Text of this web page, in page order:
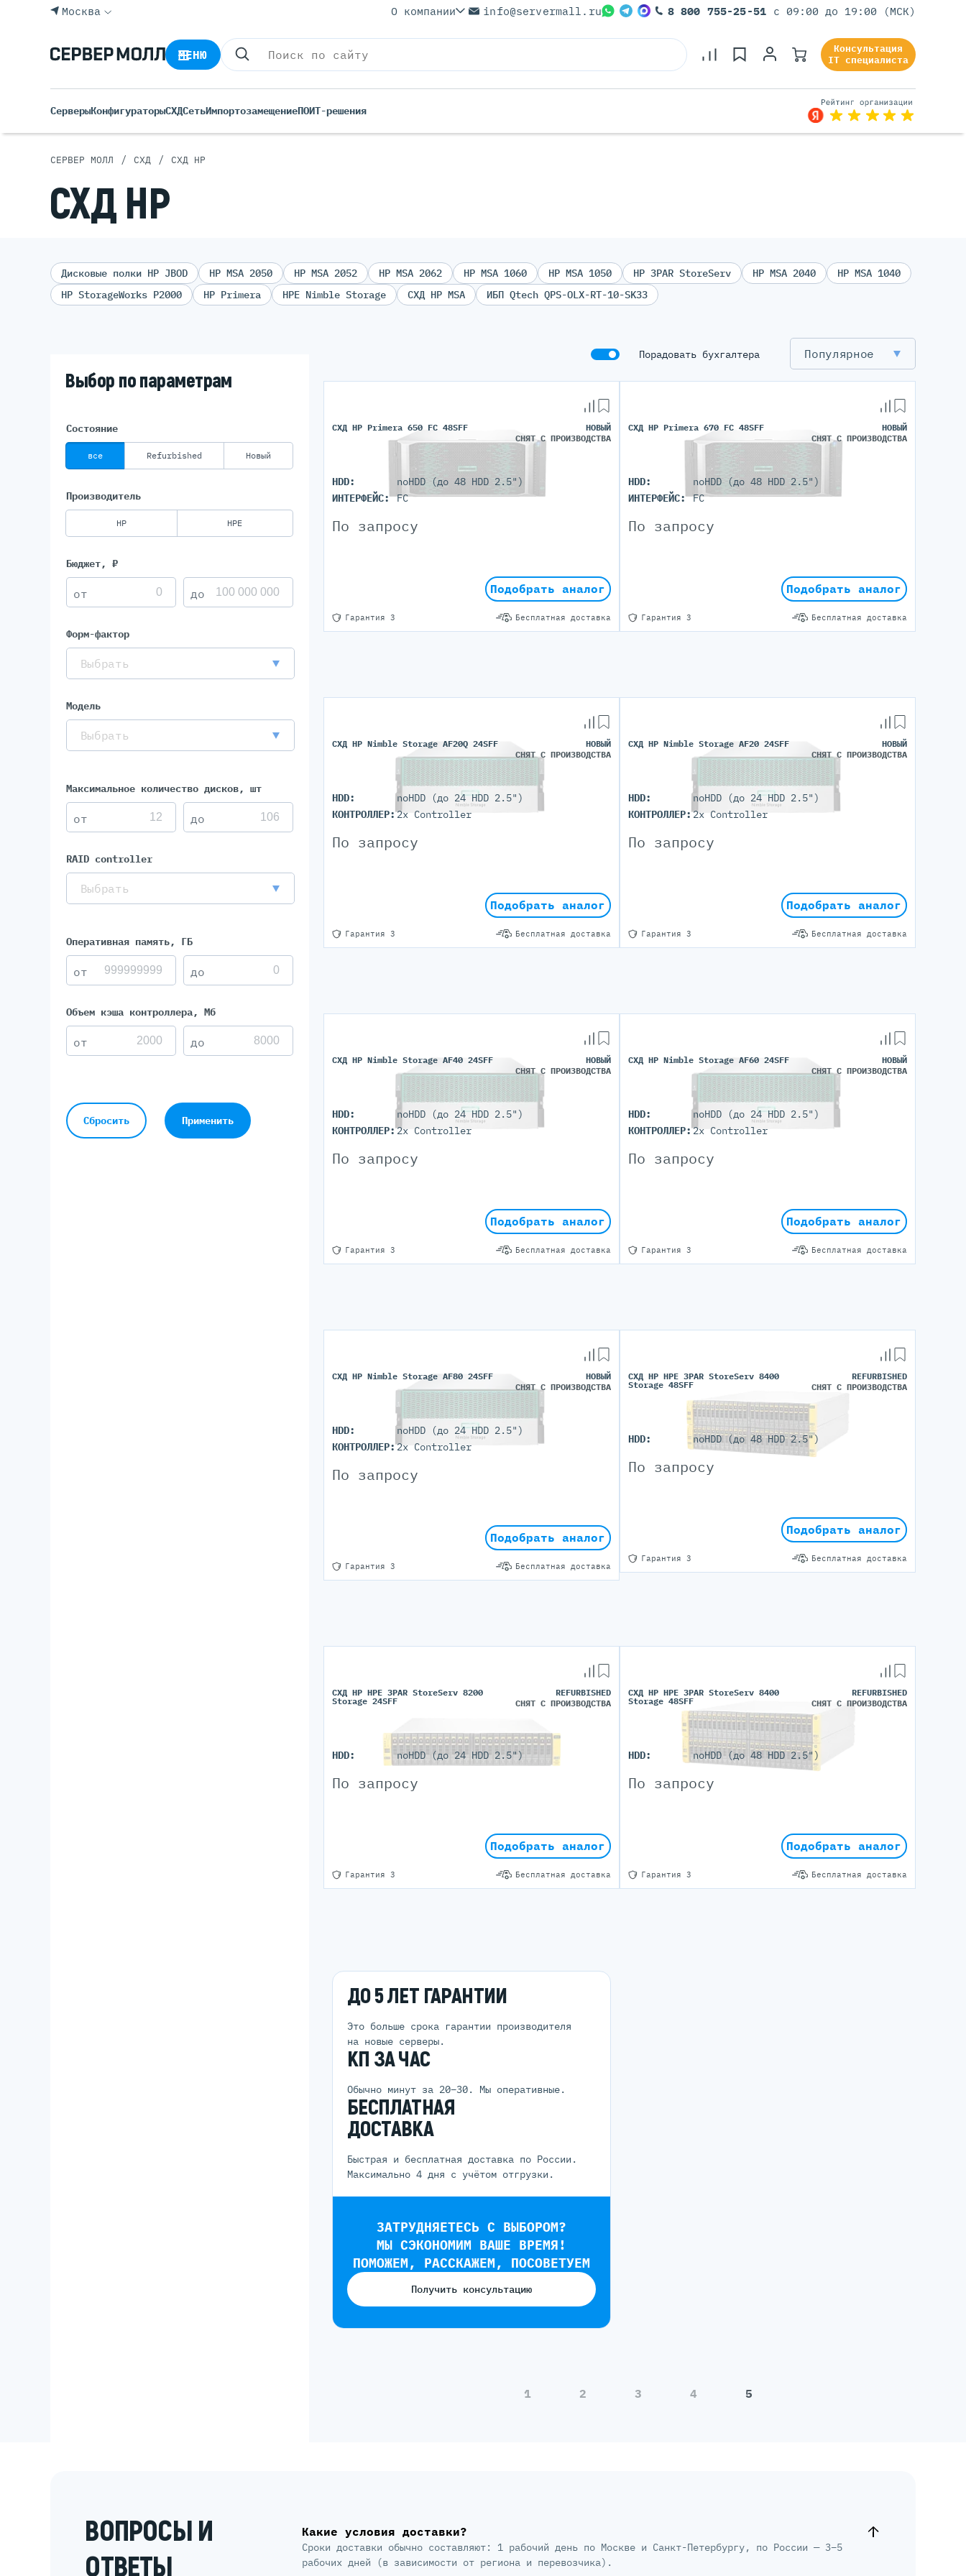
Москва О компании info@servermall.ru 8 800 755-25-51 с 09:00 до 19:00 (МСК)
МЕНЮ
Консультация
IT специалиста
СерверыКонфигураторыСХДСетьИмпортозамещениеПОИТ-решения
СЕРВЕР МОЛЛ / СХД / СХД HP
СХД HP
Импортозамещение
Дисковые полки HP JBOD HP MSA 2050 HP MSA 2052 HP MSA 2062 HP MSA 1060 HP MSA 1050 HP 3PAR StoreServ HP MSA 2040
HP MSA 1040
HP StorageWorks P2000
HP Primera HPE Nimble Storage СХД HP MSA ИБП Qtech QPS-OLX-RT-10-SK33
Выбор по параметрам
Состояние
все Refurbished Новый
Производитель
HP HPE
Бюджет, ₽
Форм-фактор
Выбрать
Модель
Выбрать
Максимальное количество дисков, шт
RAID controller
Выбрать
Оперативная память, ГБ
Объем кэша контроллера, Мб
Сбросить Применить
Порадовать бухгалтера Популярное
СХД HP Primera 650 FC 48SFF
НОВЫЙ
СНЯТ С ПРОИЗВОДСТВА
HDD:
noHDD (до 48 HDD 2.5")
ИНТЕРФЕЙС:
FC
Гарантия 3 Бесплатная доставка
По запросу
Подобрать аналог
СХД HP Primera 670 FC 48SFF
НОВЫЙ
СНЯТ С ПРОИЗВОДСТВА
HDD:
noHDD (до 48 HDD 2.5")
ИНТЕРФЕЙС:
FC
Гарантия 3 Бесплатная доставка
По запросу
Подобрать аналог
СХД HP Nimble Storage AF20Q 24SFF
НОВЫЙ
СНЯТ С ПРОИЗВОДСТВА
HDD:
noHDD (до 24 HDD 2.5")
КОНТРОЛЛЕР: 2x Controller
Гарантия 3 Бесплатная доставка
По запросу
Подобрать аналог
СХД HP Nimble Storage AF20 24SFF
НОВЫЙ
СНЯТ С ПРОИЗВОДСТВА
HDD:
noHDD (до 24 HDD 2.5")
КОНТРОЛЛЕР: 2x Controller
Гарантия 3 Бесплатная доставка
По запросу
Подобрать аналог
СХД HP Nimble Storage AF40 24SFF
НОВЫЙ
СНЯТ С ПРОИЗВОДСТВА
HDD:
noHDD (до 24 HDD 2.5")
КОНТРОЛЛЕР: 2x Controller
Гарантия 3 Бесплатная доставка
По запросу
Подобрать аналог
СХД HP Nimble Storage AF60 24SFF
НОВЫЙ
СНЯТ С ПРОИЗВОДСТВА
HDD:
noHDD (до 24 HDD 2.5")
КОНТРОЛЛЕР: 2x Controller
Гарантия 3 Бесплатная доставка
По запросу
Подобрать аналог
СХД HP Nimble Storage AF80 24SFF
НОВЫЙ
СНЯТ С ПРОИЗВОДСТВА
HDD:
noHDD (до 24 HDD 2.5")
КОНТРОЛЛЕР: 2x Controller
Гарантия 3 Бесплатная доставка
По запросу
Подобрать аналог
СХД HP HPE 3PAR StoreServ 8400
Storage 48SFF
REFURBISHED
СНЯТ С ПРОИЗВОДСТВА
HDD: noHDD (до 48 HDD 2.5")
Гарантия 3 Бесплатная доставка
По запросу
Подобрать аналог
СХД HP HPE 3PAR StoreServ 8200
Storage 24SFF
REFURBISHED
СНЯТ С ПРОИЗВОДСТВА
HDD: noHDD (до 24 HDD 2.5")
Гарантия 3 Бесплатная доставка
По запросу
Подобрать аналог
СХД HP HPE 3PAR StoreServ 8400
Storage 48SFF
REFURBISHED
СНЯТ С ПРОИЗВОДСТВА
HDD: noHDD (до 48 HDD 2.5")
Гарантия 3 Бесплатная доставка
По запросу
Подобрать аналог
ДО 5 ЛЕТ ГАРАНТИИ
Это больше срока гарантии производителя
на новые серверы.
КП ЗА ЧАС
Обычно минут за 20–30. Мы оперативные.
БЕСПЛАТНАЯ
ДОСТАВКА
Быстрая и бесплатная доставка по России.
Максимально 4 дня с учётом отгрузки.
ЗАТРУДНЯЕТЕСЬ С ВЫБОРОМ?
МЫ СЭКОНОМИМ ВАШЕ ВРЕМЯ!
ПОМОЖЕМ, РАССКАЖЕМ, ПОСОВЕТУЕМ
Получить консультацию
1 2 3 4 5
ВОПРОСЫ И
ОТВЕТЫ
Какие условия доставки?
Сроки доставки обычно составляют: 1 рабочий день по Москве и Санкт-Петербургу, по России — 3–5
рабочих дней (в зависимости от региона и перевозчика).